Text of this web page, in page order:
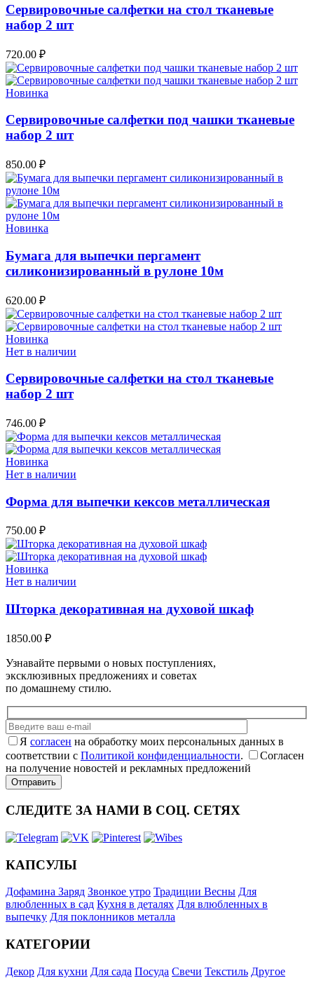
Сервировочные салфетки на стол тканевые
набор 2 шт
720.00 ₽
Новинка
Сервировочные салфетки под чашки тканевые
набор 2 шт
850.00 ₽
Новинка
Бумага для выпечки пергамент
силиконизированный в рулоне 10м
620.00 ₽
Новинка
Нет в наличии
Сервировочные салфетки на стол тканевые
набор 2 шт
746.00 ₽
Новинка
Нет в наличии
Форма для выпечки кексов металлическая
750.00 ₽
Новинка
Нет в наличии
Шторка декоративная на духовой шкаф
1850.00 ₽
Узнавайте первыми о новых поступлениях,
эксклюзивных предложениях и советах
по домашнему стилю.
Я согласен на обработку моих персональных данных в
соответствии с Политикой конфиденциальности.
Согласен
на получение новостей и рекламных предложений
СЛЕДИТЕ ЗА НАМИ В СОЦ. СЕТЯХ
КАПСУЛЫ
Дофамина Заряд Звонкое утро Традиции Весны Для
влюбленных в сад Кухня в деталях Для влюбленных в
выпечку Для поклонников металла
КАТЕГОРИИ
Декор Для кухни Для сада Посуда Свечи Текстиль Другое